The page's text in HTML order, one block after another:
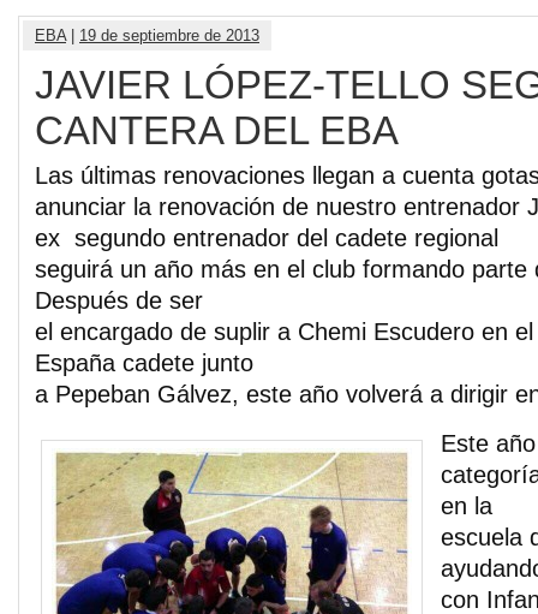
EBA| 19 de septiembre de 2013
JAVIER LÓPEZ-TELLO
CANTERA DEL EBA
Las últimas renovaciones llegan a cuenta
anunciar la renovación de nuestro entrenador
ex segundo entrenador del cadete regional
seguirá un año más en el club formando parte
Después de ser
el encargado de suplir a Chemi Escudero en
España cadete junto
a Pepeban Gálvez, este año volverá a dirigir
Este
en la
escuela
con